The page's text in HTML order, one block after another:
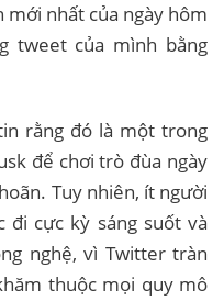
mới nhất của ngày hôm
tweet của mình bằng
rằng đó là một trong
để chơi trò đùa ngày
Tuy nhiên, ít người
cực kỳ sáng suốt và
nghệ, vì Twitter tràn
thuộc mọi quy mô